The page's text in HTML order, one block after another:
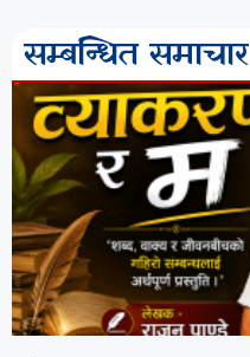
सम्बन्धित समाचार